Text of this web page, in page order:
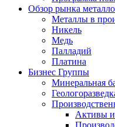
Обзор рынка
Металлы в
Никель
Медь
Палладий
Платина
Бизнес Группы
Минеральная
Активы и